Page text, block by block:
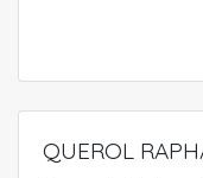
QUEROL